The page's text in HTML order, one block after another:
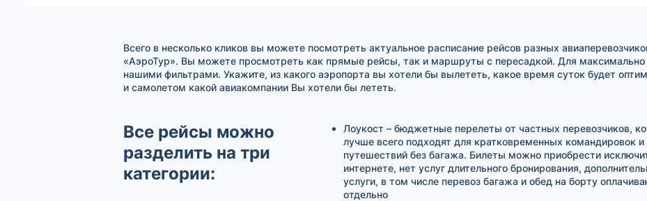
Всего в несколько кликов вы можете посмотреть актуальное расписание рейсов разных
«АэроТур». Вы можете просмотреть как прямые рейсы, так и маршруты с пересадкой. Для максимально
нашими фильтрами. Укажите, из какого аэропорта вы хотели бы вылететь, какое время суток будет
и самолетом какой авиакомпании Вы хотели бы лететь.
Все рейсы можно
разделить на три
категории:
Лоукост – бюджетные перелеты от частных перевозчиков,
лучше всего подходят для кратковременных командировок и
путешествий без багажа. Билеты можно приобрести
интернете, нет услуг длительного бронирования,
услуги, в том числе перевоз багажа и обед на борту
отдельно